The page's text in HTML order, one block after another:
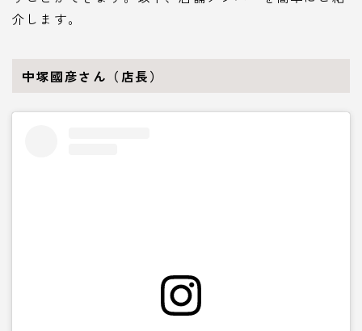
介します。
中塚國彦さん（店長）